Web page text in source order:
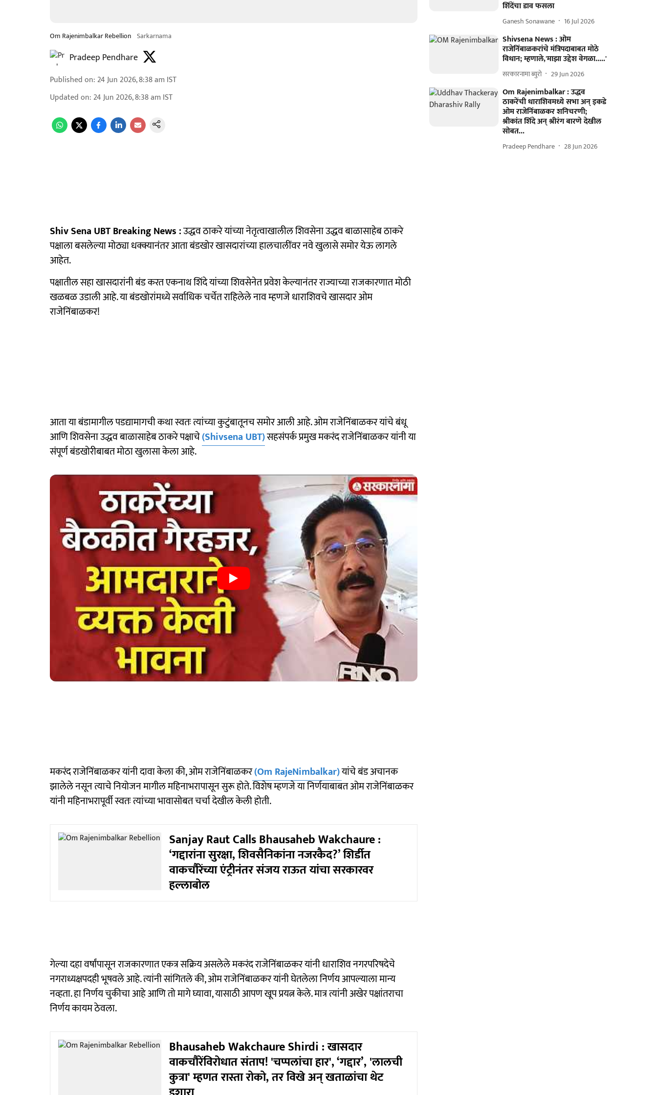
Om Rajenimbalkar Rebellion Sarkarnama
Pradeep Pendhare
Published on: 24 Jun 2026, 8:38 am IST
Updated on: 24 Jun 2026, 8:38 am IST
Shiv Sena UBT Breaking News :उद्धव ठाकरे यांच्या नेतृत्वाखालील शिवसेना उद्धव बाळासाहेब ठाकरे
पक्षाला बसलेल्या मोठ्या धक्क्यानंतर आता बंडखोर खासदारांच्या हालचालींवर नवे खुलासे समोर येऊ लागले
आहेत.
पक्षातील सहा खासदारांनी बंड करत एकनाथ शिंदे यांच्या शिवसेनेत प्रवेश केल्यानंतर राज्याच्या राजकारणात मोठी
खळबळ उडाली आहे. या बंडखोरांमध्ये सर्वाधिक चर्चेत राहिलेले नाव म्हणजे धाराशिवचे खासदार ओम
राजेनिंबाळकर!
आता या बंडामागील पडद्यामागची कथा स्वतः त्यांच्या कुटुंबातूनच समोर आली आहे. ओम राजेनिंबाळकर यांचे बंधू
आणि शिवसेना उद्धव बाळासाहेब ठाकरे पक्षाचे(Shivsena UBT)सहसंपर्क प्रमुख मकरंद राजेनिंबाळकर यांनी या
संपूर्ण बंडखोरीबाबत मोठा खुलासा केला आहे.
मकरंद राजेनिंबाळकर यांनी दावा केला की, ओम राजेनिंबाळकर(Om RajeNimbalkar)यांचे बंड अचानक
झालेले नसून त्याचे नियोजन मागील महिनाभरापासून सुरू होते. विशेष म्हणजे या निर्णयाबाबत ओम राजेनिंबाळकर
यांनी महिनाभरापूर्वी स्वतः त्यांच्या भावासोबत चर्चा देखील केली होती.
Sanjay Raut Calls Bhausaheb Wakchaure :
‘गद्दारांना सुरक्षा, शिवसैनिकांना नजरकैद?’ शिर्डीत
वाकचौरेंच्या एंट्रीनंतर संजय राऊत यांचा सरकारवर
हल्लाबोल
गेल्या दहा वर्षांपासून राजकारणात एकत्र सक्रिय असलेले मकरंद राजेनिंबाळकर यांनी धाराशिव नगरपरिषदेचे
नगराध्यक्षपदही भूषवले आहे. त्यांनी सांगितले की, ओम राजेनिंबाळकर यांनी घेतलेला निर्णय आपल्याला मान्य
नव्हता. हा निर्णय चुकीचा आहे आणि तो मागे घ्यावा, यासाठी आपण खूप प्रयत्न केले. मात्र त्यांनी अखेर पक्षांतराचा
निर्णय कायम ठेवला.
Bhausaheb Wakchaure Shirdi : खासदार
वाकचौरेंविरोधात संताप! 'चप्पलांचा हार', ‘गद्दार’, 'लालची
कुत्रा' म्हणत रास्ता रोको, तर विखे अन् खताळांचा थेट
शिंदेंचा डाव फसला
Ganesh Sonawane 16 Jul 2026
Shivsena News : ओम
राजेनिंबाळकरांचे मंत्रिपदाबाबत मोठे
विधान; म्हणाले,'माझा उद्देश वेगळा.....'
सरकारनामा ब्युरो 29 Jun 2026
Om Rajenimbalkar : उद्धव
ठाकरेंची धाराशिवमध्ये सभा अन् इकडे
ओम राजेनिंबाळकर शनिचरणी;
श्रीकांत शिंदे अन् श्रीरंग बारणे देखील
सोबत...
Pradeep Pendhare 28 Jun 2026